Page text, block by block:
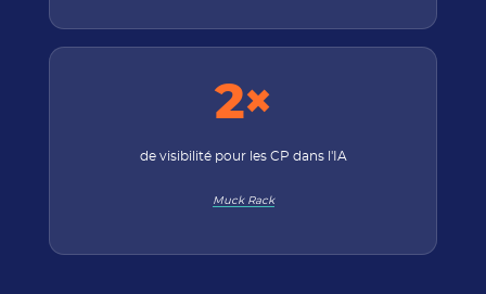
2×
de visibilité pour les CP dans l'IA
Muck Rack